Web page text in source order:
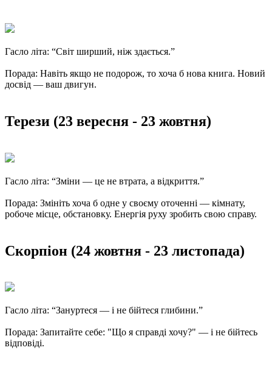
Гасло літа: “Світ ширший, ніж здається.”
Порада: Навіть якщо не подорож, то хоча б нова книга. Новий
досвід — ваш двигун.
Терези (23 вересня - 23 жовтня)
Гасло літа: “Зміни — це не втрата, а відкриття.”
Порада: Змініть хоча б одне у своєму оточенні — кімнату,
робоче місце, обстановку. Енергія руху зробить свою справу.
Скорпіон (24 жовтня - 23 листопада)
Гасло літа: “Зануртеся — і не бійтеся глибини.”
Порада: Запитайте себе: "Що я справді хочу?" — і не бійтесь
відповіді.